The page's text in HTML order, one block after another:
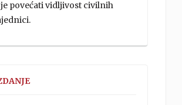
povećati vidljivost civilnih